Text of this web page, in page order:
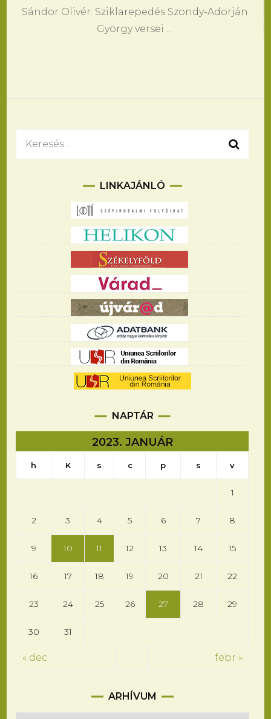
Sándor Olivér: Sziklarepedés Szondy-Adorján
György versei …
Keresés:
LINKAJÁNLÓ
NAPTÁR
2023. JANUÁR
h K s c p s v
1
2 3 4 5 6 7 8
9 10 11 12 13 14 15
16 17 18 19 20 21 22
23 24 25 26 27 28 29
30 31
« dec febr »
ARHÍVUM
Arhívum